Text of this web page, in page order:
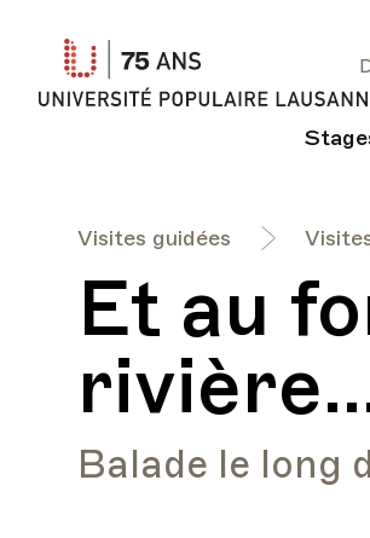
Visites guidées
Et au
Balade le long